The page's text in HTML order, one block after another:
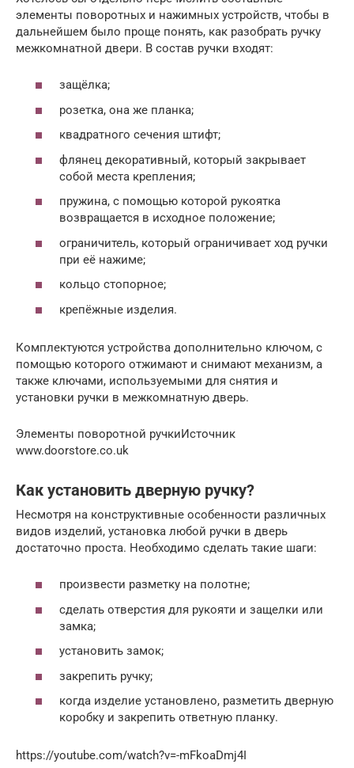
элементы поворотных и нажимных устройств, чтобы в
дальнейшем было проще понять, как разобрать ручку
межкомнатной двери. В состав ручки входят:
защёлка;
розетка, она же планка;
квадратного сечения штифт;
флянец декоративный, который закрывает
собой места крепления;
пружина, с помощью которой рукоятка
возвращается в исходное положение;
ограничитель, который ограничивает ход ручки
при её нажиме;
кольцо стопорное;
крепёжные изделия.
Комплектуются устройства дополнительно ключом, с
помощью которого отжимают и снимают механизм, а
также ключами, используемыми для снятия и
установки ручки в межкомнатную дверь.
Элементы поворотной ручкиИсточник
www.doorstore.co.uk
Как установить дверную ручку?
Несмотря на конструктивные особенности различных
видов изделий, установка любой ручки в дверь
достаточно проста. Необходимо сделать такие шаги:
произвести разметку на полотне;
сделать отверстия для рукояти и защелки или
замка;
установить замок;
закрепить ручку;
когда изделие установлено, разметить дверную
коробку и закрепить ответную планку.
https://youtube.com/watch?v=-mFkoaDmj4I